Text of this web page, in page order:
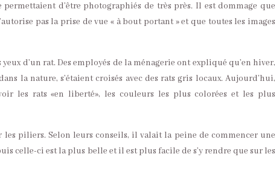
d’être photographiés de très près. Il est dommage que
pas la prise de vue « à bout portant » et que toutes les images
d’un rat. Des employés de la ménagerie ont expliqué qu’en hiver,
la nature, s’étaient croisés avec des rats gris locaux. Aujourd’hui,
les rats «en liberté», les couleurs les plus colorées et les plus
les piliers. Selon leurs conseils, il valait la peine de commencer une
celle-ci est la plus belle et il est plus facile de s’y rendre que sur les